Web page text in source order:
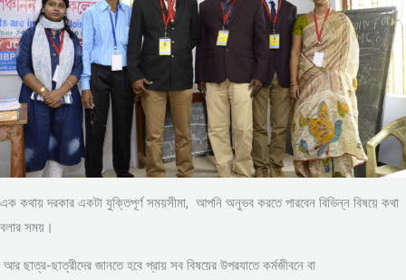
এক কথায় দরকার একটা যুক্তিপূর্ণ সময়সীমা, আপনি অনুভব করতে পারবেন বিভিন্ন বিষয়ে কথা
বলার সময়।
আর ছাত্র-ছাত্রীদের জানতে হবে প্রায় সব বিষয়ের উপরযাতে কর্মজীবনে বা